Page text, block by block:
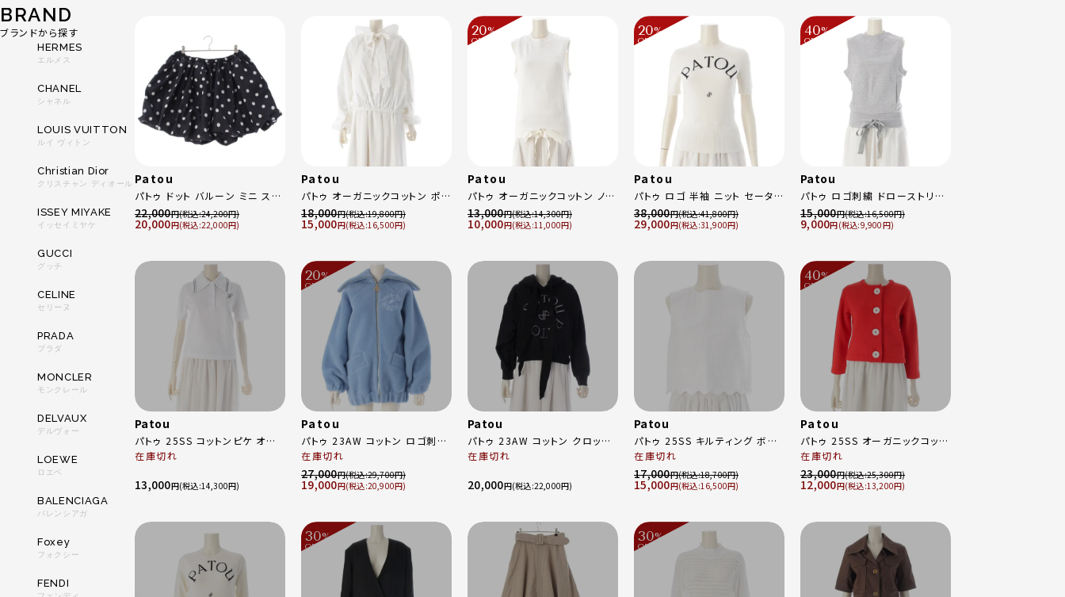
BRAND
ブランドから探す
HERMES
エルメス
CHANEL
シャネル
LOUIS VUITTON
ルイ ヴィトン
Christian Dior
クリスチャン ディオール
ISSEY MIYAKE
イッセイミヤケ
GUCCI
グッチ
CELINE
セリーヌ
PRADA
プラダ
MONCLER
モンクレール
DELVAUX
デルヴォー
LOEWE
ロエベ
BALENCIAGA
バレンシアガ
Foxey
フォクシー
FENDI
Patou
パトゥ ドット バルーン ミニ スカ
ート ボトムス ブラック ホワイト
38
22,000円 24,200
20,000円 22,000
Patou
パトゥ オーガニックコットン ポプ
リン ギャザー リボン パフスリー
ブ ブラウス トップス
18,000円 19,800
15,000円 16,500
20%
OFF
Patou
パトゥ オーガニックコットン ノー
スリーブ トップス ドローストリ
ング ロゴ刺繍 スウェット 25S-
13,000円 14,300
10,000円 11,000
20%
OFF
Patou
パトゥ ロゴ 半袖 ニット セーター
トップス KN0688045001W ホ
ワイト XS
38,000円 41,800
29,000円 31,900
40%
OFF
Patou
パトゥ ロゴ刺繍 ドローストリン
グ ノースリーブ スウェット プル
オーバー トップス 25S-JE159
15,000円 16,500
9,000円 9,900
Patou
パトゥ 25SS コットンピケ オー
ガニック 半袖 ロゴ刺繍 ポロシ
9975 ホワイト ネイビー S
在庫切れ
13,000円 14,300
20%
OFF
Patou
パトゥ 23AW コットン ロゴ刺繍
フェイクシアリング ボンバー ボ
ア ジャケット 23A-JE098-
0157 ブルー ライトブルー XS
在庫切れ
27,000円 29,700
19,000円 20,900
Patou
パトゥ 23AW コットン クロップ
ド メダリオン ロゴ フーディー プ
在庫切れ
20,000円 22,000
Patou
パトゥ 25SS キルティング ボタ
ニカル エンブロイダリー 刺繍
ベスト ジレ 25S-T0160-0210
ホワイト 36
在庫切れ
17,000円 18,700
15,000円 16,500
40%
OFF
Patou
パトゥ 25SS オーガニックコット
ン ビッグボタン ロゴ刺繍 カー
ディガン トップス 25S-JE155-
9995 レッド XS
在庫切れ
23,000円 25,300
12,000円 13,200
30%
OFF
30%
OFF